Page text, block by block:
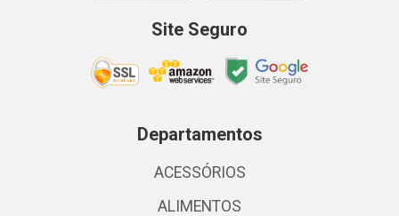
Site Seguro
Departamentos
ACESSÓRIOS
ALIMENTOS